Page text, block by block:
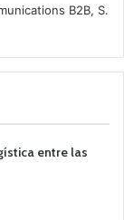
B2B, S.
entre las